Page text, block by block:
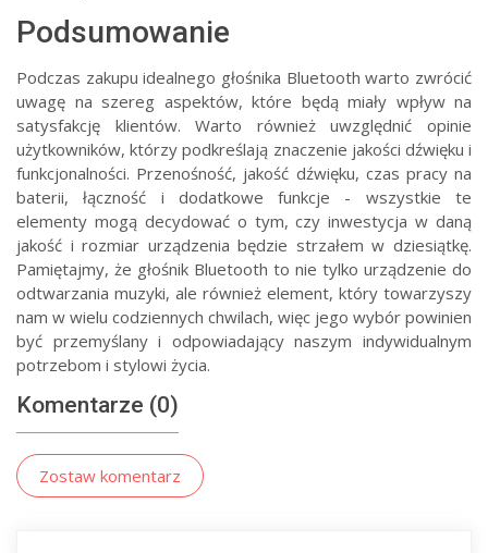
Podsumowanie
Podczas zakupu idealnego głośnika Bluetooth warto zwrócić
uwagę na szereg aspektów, które będą miały wpływ na
satysfakcję klientów. Warto również uwzględnić opinie
użytkowników, którzy podkreślają znaczenie jakości dźwięku i
funkcjonalności. Przenośność, jakość dźwięku, czas pracy na
baterii, łączność i dodatkowe funkcje - wszystkie te
elementy mogą decydować o tym, czy inwestycja w daną
jakość i rozmiar urządzenia będzie strzałem w dziesiątkę.
Pamiętajmy, że głośnik Bluetooth to nie tylko urządzenie do
odtwarzania muzyki, ale również element, który towarzyszy
nam w wielu codziennych chwilach, więc jego wybór powinien
być przemyślany i odpowiadający naszym indywidualnym
potrzebom i stylowi życia.
Komentarze (0)
Zostaw komentarz